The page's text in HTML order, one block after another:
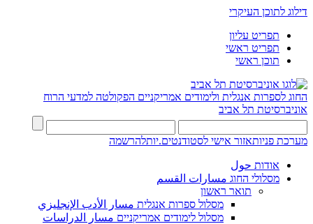
דילוג לתוכן העיקרי
תפריט עליון
תפריט ראשי
תוכן ראשי
החוג לספרות אנגלית ולימודים אמריקניים הפקולטה למדעי הרוח
אוניברסיטת תל אביב
מערכת פניותאזור אישי לסטודנטים.יותלהרשמה
אודות حول
מסלולי החוג مسارات القسم
תואר ראשון
מסלול ספרות אנגלית مسار الأدب الإنجليزي
מסלול לימודים אמריקניים مسار الدراسات